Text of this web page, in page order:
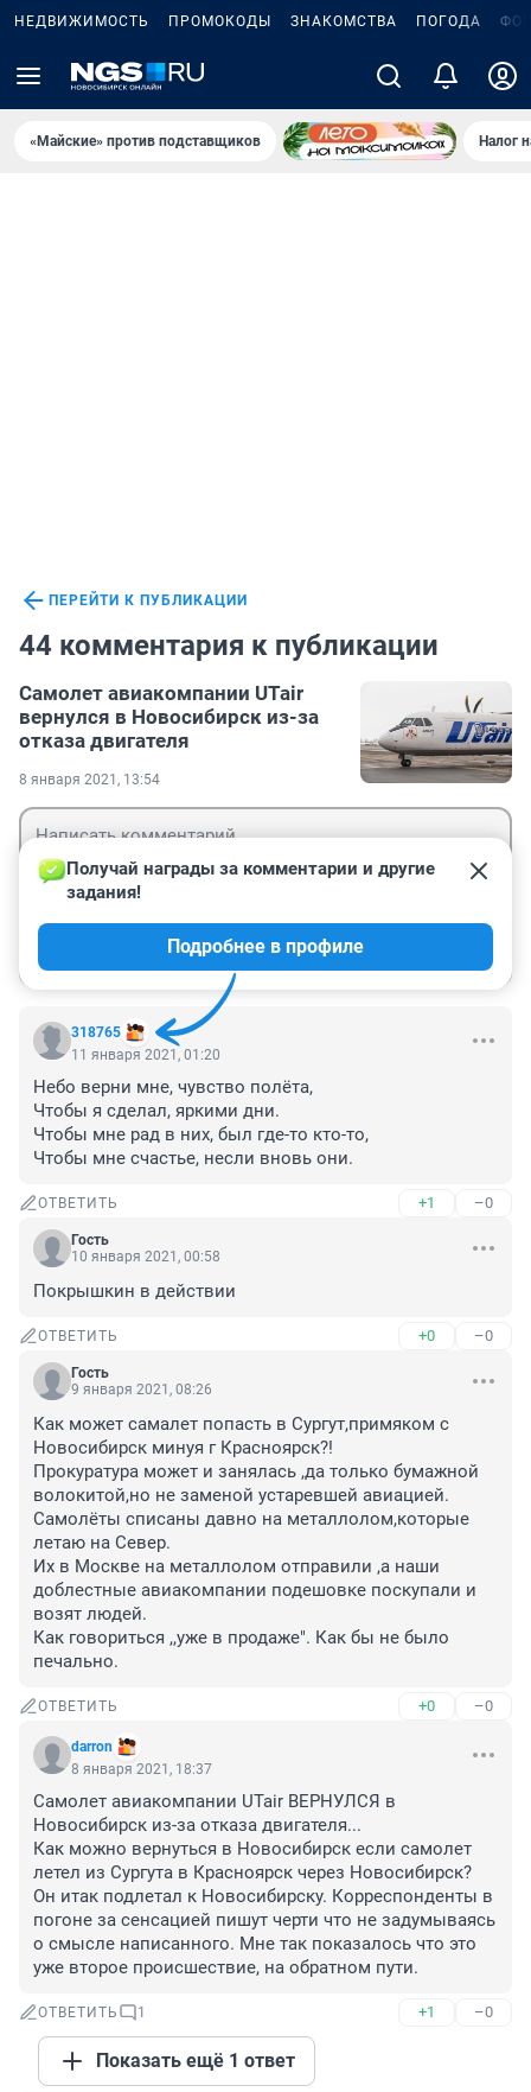
НЕДВИЖИМОСТЬ ПРОМОКОДЫ ЗНАКОМСТВА ПОГОДА
«Майские» против подставщиков Налог
ПЕРЕЙТИ К ПУБЛИКАЦИИ
44 комментария к публикации
Самолет авиакомпании UTair
вернулся в Новосибирск из-за
отказа двигателя
8 января 2021, 13:54
318765
Получай награды за комментарии и другие
задания!
Подробнее в профиле
11 января 2021, 01:20
Небо верни мне, чувство полёта,
Чтобы я сделал, яркими дни.
Чтобы мне рад в них, был где-то кто-то,
Чтобы мне счастье, несли вновь они.
ОТВЕТИТЬ +1 –0
Гость
10 января 2021, 00:58
Покрышкин в действии
ОТВЕТИТЬ +0 –0
Гость
9 января 2021, 08:26
Как может самалет попасть в Сургут,примяком с
Новосибирск минуя г Красноярск?!
Прокуратура может и занялась ,да только бумажной
волокитой,но не заменой устаревшей авиацией.
Самолёты списаны давно на металлолом,которые
летаю на Север.
Их в Москве на металлолом отправили ,а наши
доблестные авиакомпании подешовке поскупали и
возят людей.
Как говориться ,,уже в продаже". Как бы не было
печально.
ОТВЕТИТЬ +0 –0
darron
8 января 2021, 18:37
Самолет авиакомпании UTair ВЕРНУЛСЯ в
Новосибирск из-за отказа двигателя...
Как можно вернуться в Новосибирск если самолет
летел из Сургута в Красноярск через Новосибирск?
Он итак подлетал к Новосибирску. Корреспонденты в
погоне за сенсацией пишут черти что не задумываясь
о смысле написанного. Мне так показалось что это
уже второе происшествие, на обратном пути.
ОТВЕТИТЬ 1 +1 –0
Показать ещё 1 ответ